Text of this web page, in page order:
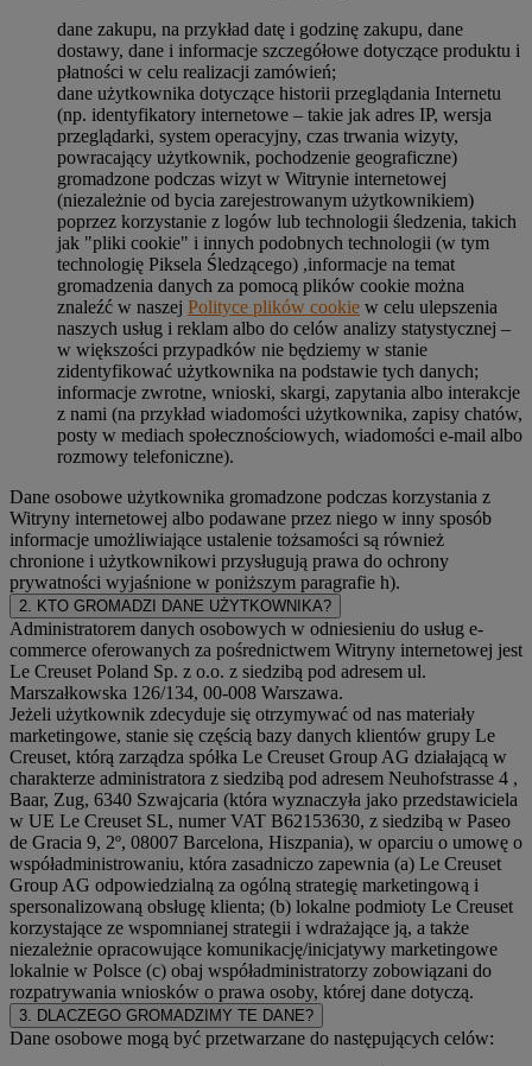
dane zakupu, na przykład datę i godzinę zakupu, dane
dostawy, dane i informacje szczegółowe dotyczące produktu i
płatności w celu realizacji zamówień;
dane użytkownika dotyczące historii przeglądania Internetu
(np. identyfikatory internetowe – takie jak adres IP, wersja
przeglądarki, system operacyjny, czas trwania wizyty,
powracający użytkownik, pochodzenie geograficzne)
gromadzone podczas wizyt w Witrynie internetowej
(niezależnie od bycia zarejestrowanym użytkownikiem)
poprzez korzystanie z logów lub technologii śledzenia, takich
jak "pliki cookie" i innych podobnych technologii (w tym
technologię Piksela Śledzącego) ,informacje na temat
gromadzenia danych za pomocą plików cookie można
znaleźć w naszej Polityce plików cookie w celu ulepszenia
naszych usług i reklam albo do celów analizy statystycznej –
w większości przypadków nie będziemy w stanie
zidentyfikować użytkownika na podstawie tych danych;
informacje zwrotne, wnioski, skargi, zapytania albo interakcje
z nami (na przykład wiadomości użytkownika, zapisy chatów,
posty w mediach społecznościowych, wiadomości e-mail albo
rozmowy telefoniczne).
Dane osobowe użytkownika gromadzone podczas korzystania z
Witryny internetowej albo podawane przez niego w inny sposób
informacje umożliwiające ustalenie tożsamości są również
chronione i użytkownikowi przysługują prawa do ochrony
prywatności wyjaśnione w poniższym paragrafie h).
2. KTO GROMADZI DANE UŻYTKOWNIKA?
Administratorem danych osobowych w odniesieniu do usług e-
commerce oferowanych za pośrednictwem Witryny internetowej jest
Le Creuset Poland Sp. z o.o. z siedzibą pod adresem ul.
Marszałkowska 126/134, 00-008 Warszawa.
Jeżeli użytkownik zdecyduje się otrzymywać od nas materiały
marketingowe, stanie się częścią bazy danych klientów grupy Le
Creuset, którą zarządza spółka Le Creuset Group AG działającą w
charakterze administratora z siedzibą pod adresem Neuhofstrasse 4 ,
Baar, Zug, 6340 Szwajcaria (która wyznaczyła jako przedstawiciela
w UE Le Creuset SL, numer VAT B62153630, z siedzibą w Paseo
de Gracia 9, 2º, 08007 Barcelona, Hiszpania), w oparciu o umowę o
współadministrowaniu, która zasadniczo zapewnia (a) Le Creuset
Group AG odpowiedzialną za ogólną strategię marketingową i
spersonalizowaną obsługę klienta; (b) lokalne podmioty Le Creuset
korzystające ze wspomnianej strategii i wdrażające ją, a także
niezależnie opracowujące komunikację/inicjatywy marketingowe
lokalnie w Polsce (c) obaj współadministratorzy zobowiązani do
rozpatrywania wniosków o prawa osoby, której dane dotyczą.
3. DLACZEGO GROMADZIMY TE DANE?
Dane osobowe mogą być przetwarzane do następujących celów: